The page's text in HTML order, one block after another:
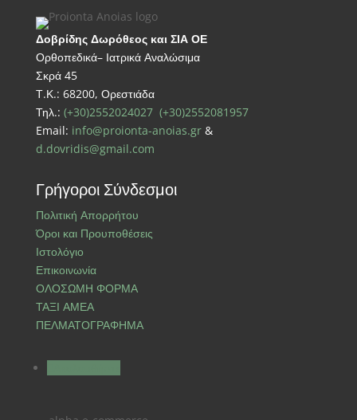
Δοβρίδης Δωρόθεος και ΣΙΑ ΟΕ
Ορθοπεδικά– Ιατρικά Αναλώσιμα
Σκρά 45
Τ.Κ.: 68200, Ορεστιάδα
Τηλ.: (+30)2552024027 (+30)2552081957
Email: info@proionta-anoias.gr&
d.dovridis@gmail.com
Γρήγοροι Σύνδεσμοι
Πολιτική Απορρήτου
Όροι και Προυποθέσεις
Ιστολόγιο
Επικοινωνία
ΟΛΟΣΩΜΗ ΦΟΡΜΑ
ΤΑΞΙ ΑΜΕΑ
ΠΕΛΜΑΤΟΓΡΑΦΗΜΑ